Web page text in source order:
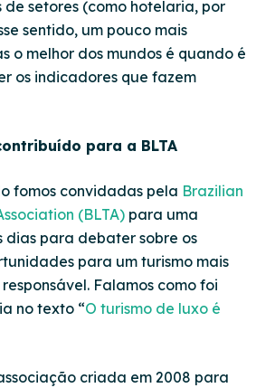
de setores (como hotelaria, por
sentido, um pouco mais
o melhor dos mundos é quando é
os indicadores que fazem
para a BLTA
fomos convidadas pela Brazilian
(BLTA)para uma
dias para debater sobre os
para um turismo mais
Falamos como foi
no texto “O turismo de luxo é
criada em 2008 para